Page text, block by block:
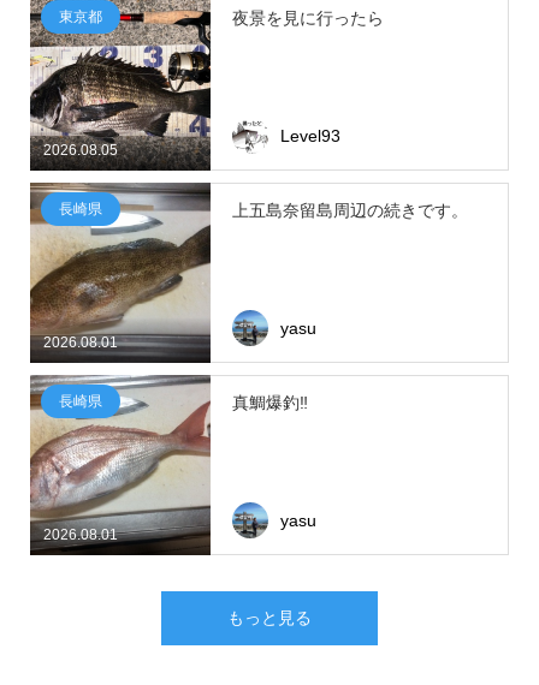
2026.08.05
東京都 夜景を見に行ったら
Level93
2026.08.01
長崎県 上五島奈留島周辺の続きです。
yasu
2026.08.01
長崎県 真鯛爆釣‼
yasu
もっと見る